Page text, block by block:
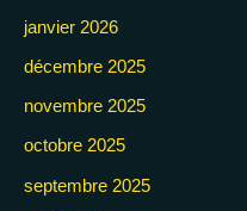
janvier 2026
décembre 2025
novembre 2025
octobre 2025
septembre 2025